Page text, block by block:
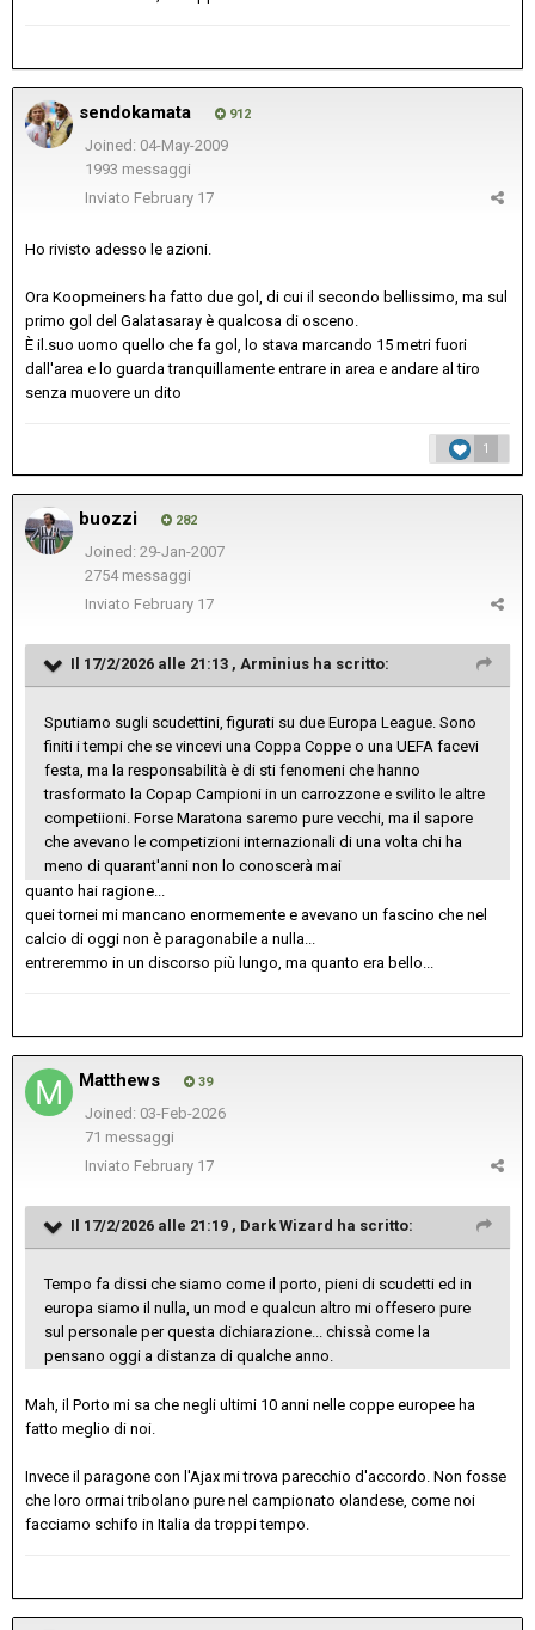
sendokamata 912
Joined: 04-May-2009
1993 messaggi
Inviato February 17
Ho rivisto adesso le azioni.
Ora Koopmeiners ha fatto due gol, di cui il secondo bellissimo, ma sul
primo gol del Galatasaray è qualcosa di osceno.
È il.suo uomo quello che fa gol, lo stava marcando 15 metri fuori
dall'area e lo guarda tranquillamente entrare in area e andare al tiro
senza muovere un dito
1
buozzi 282
Joined: 29-Jan-2007
2754 messaggi
Inviato February 17
Il 17/2/2026 alle 21:13 , Arminius ha scritto:
Sputiamo sugli scudettini, figurati su due Europa League. Sono
finiti i tempi che se vincevi una Coppa Coppe o una UEFA facevi
festa, ma la responsabilità è di sti fenomeni che hanno
trasformato la Copap Campioni in un carrozzone e svilito le altre
competiioni. Forse Maratona saremo pure vecchi, ma il sapore
che avevano le competizioni internazionali di una volta chi ha
meno di quarant'anni non lo conoscerà mai
quanto hai ragione...
quei tornei mi mancano enormemente e avevano un fascino che nel
calcio di oggi non è paragonabile a nulla...
entreremmo in un discorso più lungo, ma quanto era bello...
Matthews 39
Joined: 03-Feb-2026
71 messaggi
Inviato February 17
Il 17/2/2026 alle 21:19 , Dark Wizard ha scritto:
Tempo fa dissi che siamo come il porto, pieni di scudetti ed in
europa siamo il nulla, un mod e qualcun altro mi offesero pure
sul personale per questa dichiarazione... chissà come la
pensano oggi a distanza di qualche anno.
Mah, il Porto mi sa che negli ultimi 10 anni nelle coppe europee ha
fatto meglio di noi.
Invece il paragone con l'Ajax mi trova parecchio d'accordo. Non fosse
che loro ormai tribolano pure nel campionato olandese, come noi
facciamo schifo in Italia da troppi tempo.